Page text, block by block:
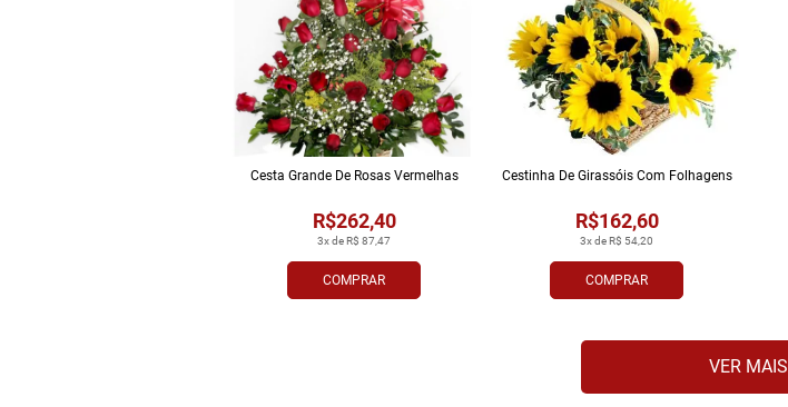
COMPRAR
3x de R$ 87,47
R$262,40
Cesta Grande De Rosas Vermelhas
COMPRAR
3x de R$ 54,20
R$162,60
Cestinha De Girassóis Com Folhagens
VER MAIS